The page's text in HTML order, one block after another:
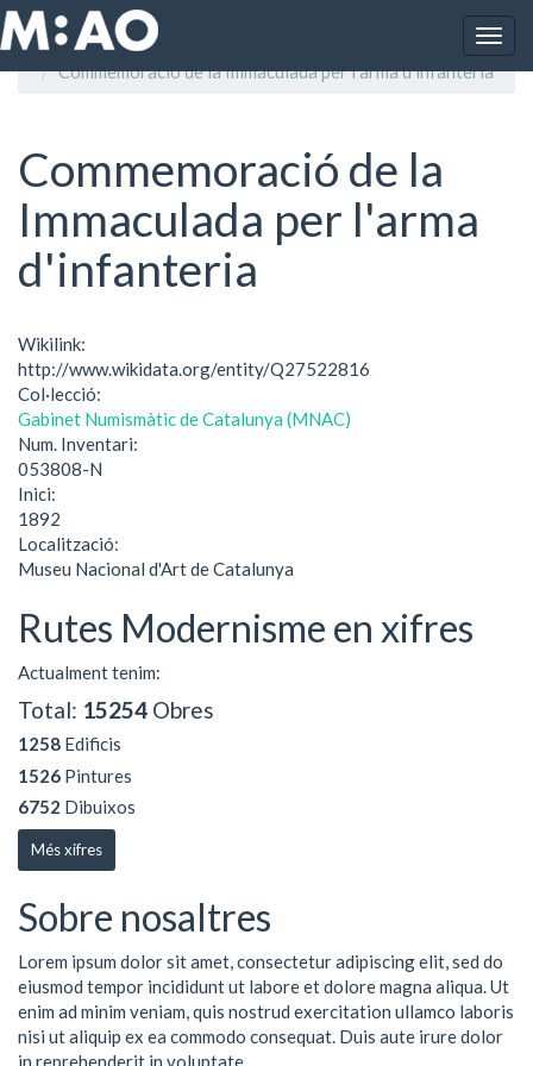
Vés al contingut
Inici
Commemoració de la Immaculada per l'arma d'infanteria
Commemoració de la
Immaculada per l'arma
d'infanteria
Wikilink:
http://www.wikidata.org/entity/Q27522816
Col·lecció:
Gabinet Numismàtic de Catalunya (MNAC)
Num. Inventari:
053808-N
Inici:
1892
Localització:
Museu Nacional d'Art de Catalunya
Rutes Modernisme en xifres
Actualment tenim:
Total: 15254 Obres
1258 Edificis
1526 Pintures
6752 Dibuixos
Més xifres
Sobre nosaltres
Lorem ipsum dolor sit amet, consectetur adipiscing elit, sed do
eiusmod tempor incididunt ut labore et dolore magna aliqua. Ut
enim ad minim veniam, quis nostrud exercitation ullamco laboris
nisi ut aliquip ex ea commodo consequat. Duis aute irure dolor
in reprehenderit in voluptate ...